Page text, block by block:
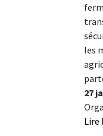
les
27
Lire